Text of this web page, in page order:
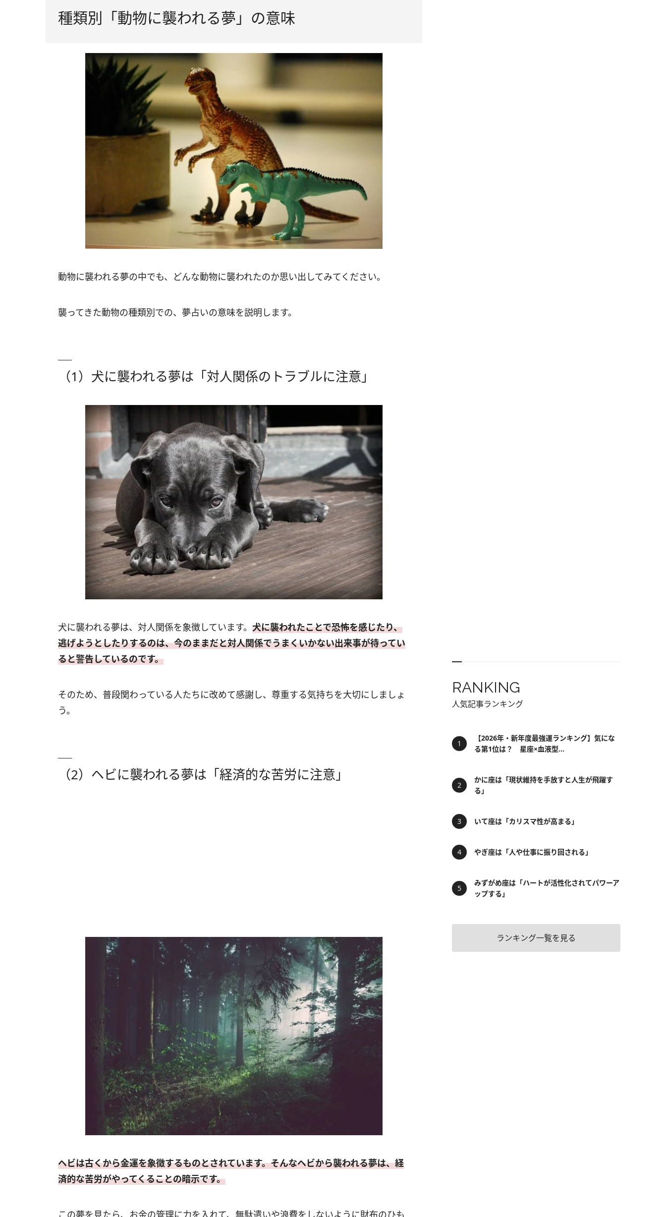
種類別「動物に襲われる夢」の意味
動物に襲われる夢の中でも、どんな動物に襲われたのか思い出してみてください。
襲ってきた動物の種類別での、夢占いの意味を説明します。
（1）犬に襲われる夢は「対人関係のトラブルに注意」
犬に襲われる夢は、対人関係を象徴しています。 犬に襲われたことで恐怖を感じたり、
逃げようとしたりするのは、今のままだと対人関係でうまくいかない出来事が待ってい
ると警告しているのです。
そのため、普段関わっている人たちに改めて感謝し、尊重する気持ちを大切にしましょ
う。
（2）ヘビに襲われる夢は「経済的な苦労に注意」
ヘビは古くから金運を象徴するものとされています。そんなヘビから襲われる夢は、経
済的な苦労がやってくることの暗示です。
この夢を見たら、お金の管理に力を入れて、無駄遣いや浪費をしないように財布のひも
RANKING
人気記事ランキング
【2026年・新年度最強運ランキング】気にな
る第1位は？ 星座×血液型...
かに座は「現状維持を手放すと人生が飛躍す
る」
いて座は「カリスマ性が高まる」
やぎ座は「人や仕事に振り回される」
みずがめ座は「ハートが活性化されてパワーア
ップする」
ランキング一覧を見る